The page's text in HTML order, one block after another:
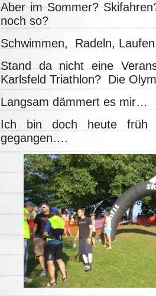
Aber im Sommer?
noch so?
Schwimmen, Radeln,
Stand da nicht eine
Karlsfeld Triathlon? Die
Langsam dämmert es mir…
Ich bin doch heute
gegangen….